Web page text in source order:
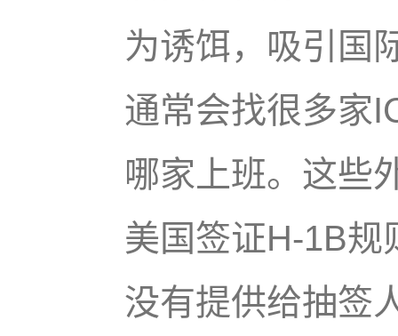
为诱饵，吸引国
通常会找很多家
哪家上班。这些
美国签证H-1B规
没有提供给抽签